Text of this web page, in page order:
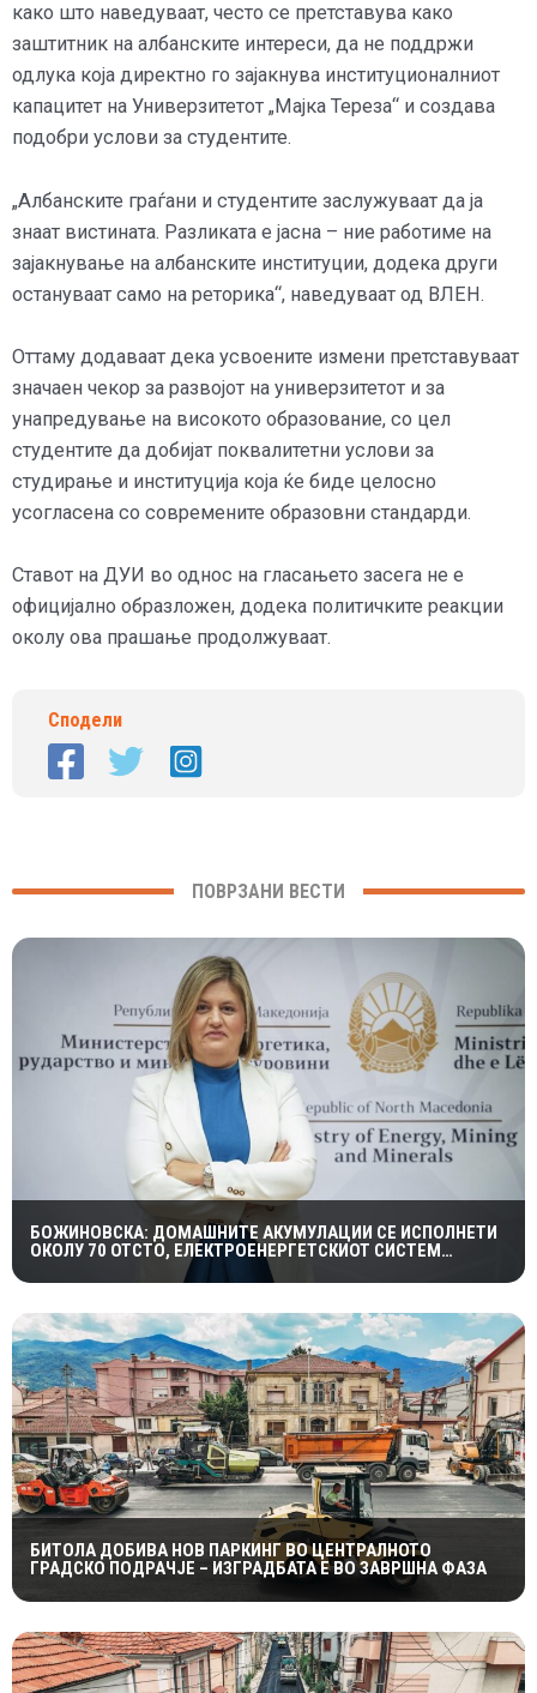
како што наведуваат, често се претставува како
заштитник на албанските интереси, да не поддржи
одлука која директно го зајакнува институционалниот
капацитет на Универзитетот „Мајка Тереза“ и создава
подобри услови за студентите.
„Албанските граѓани и студентите заслужуваат да ја
знаат вистината. Разликата е јасна – ние работиме на
зајакнување на албанските институции, додека други
остануваат само на реторика“, наведуваат од ВЛЕН.
Оттаму додаваат дека усвоените измени претставуваат
значаен чекор за развојот на универзитетот и за
унапредување на високото образование, со цел
студентите да добијат поквалитетни услови за
студирање и институција која ќе биде целосно
усогласена со современите образовни стандарди.
Ставот на ДУИ во однос на гласањето засега не е
официјално образложен, додека политичките реакции
околу ова прашање продолжуваат.
Сподели
ПОВРЗАНИ ВЕСТИ
БОЖИНОВСКА: ДОМАШНИТЕ АКУМУЛАЦИИ СЕ ИСПОЛНЕТИ
ОКОЛУ 70 ОТСТО, ЕЛЕКТРОЕНЕРГЕТСКИОТ СИСТЕМ
ОСТАНУВА СТАБИЛЕН
БИТОЛА ДОБИВА НОВ ПАРКИНГ ВО ЦЕНТРАЛНОТО
ГРАДСКО ПОДРАЧЈЕ – ИЗГРАДБАТА Е ВО ЗАВРШНА ФАЗА